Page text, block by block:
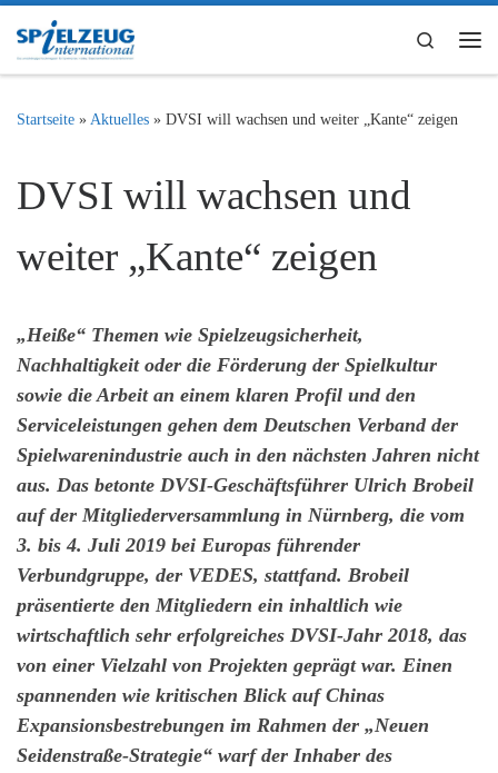
Zum Inhalt springen
Search
Startseite » Aktuelles » DVSI will wachsen und weiter „Kante“ zeigen
DVSI will wachsen und
weiter „Kante“ zeigen
„Heiße“ Themen wie Spielzeugsicherheit,
Nachhaltigkeit oder die Förderung der Spielkultur
sowie die Arbeit an einem klaren Profil und den
Serviceleistungen gehen dem Deutschen Verband der
Spielwarenindustrie auch in den nächsten Jahren nicht
aus. Das betonte DVSI-Geschäftsführer Ulrich Brobeil
auf der Mitgliederversammlung in Nürnberg, die vom
3. bis 4. Juli 2019 bei Europas führender
Verbundgruppe, der VEDES, stattfand. Brobeil
präsentierte den Mitgliedern ein inhaltlich wie
wirtschaftlich sehr erfolgreiches DVSI-Jahr 2018, das
von einer Vielzahl von Projekten geprägt war. Einen
spannenden wie kritischen Blick auf Chinas
Expansionsbestrebungen im Rahmen der „Neuen
Seidenstraße-Strategie“ warf der Inhaber des